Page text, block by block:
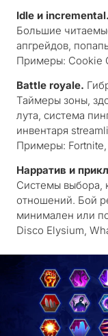
Idle и incremental.
Большие
апгрейдов,
Примеры: Cookie
Battle royale.
Таймеры зоны,
лута, система
инвентаря
Примеры: Fortnite,
Нарратив и
Системы выбора,
отношений. Бой
минимален или
Disco Elysium,